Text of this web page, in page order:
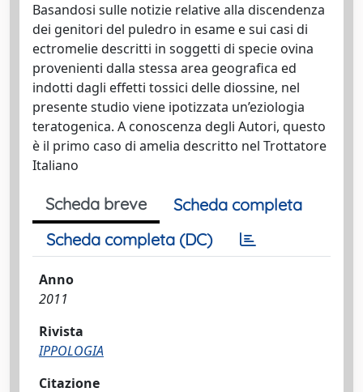
Basandosi sulle notizie relative alla discendenza
dei genitori del puledro in esame e sui casi di
ectromelie descritti in soggetti di specie ovina
provenienti dalla stessa area geografica ed
indotti dagli effetti tossici delle diossine, nel
presente studio viene ipotizzata un’eziologia
teratogenica. A conoscenza degli Autori, questo
è il primo caso di amelia descritto nel Trottatore
Italiano
Scheda breve
Scheda completa
Scheda completa (DC)
Anno
2011
Rivista
IPPOLOGIA
Citazione